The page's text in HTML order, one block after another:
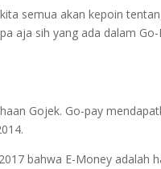
semua akan kepoin
aja sih yang ada dalam
Gojek. Go-pay
bahwa E-Money adalah